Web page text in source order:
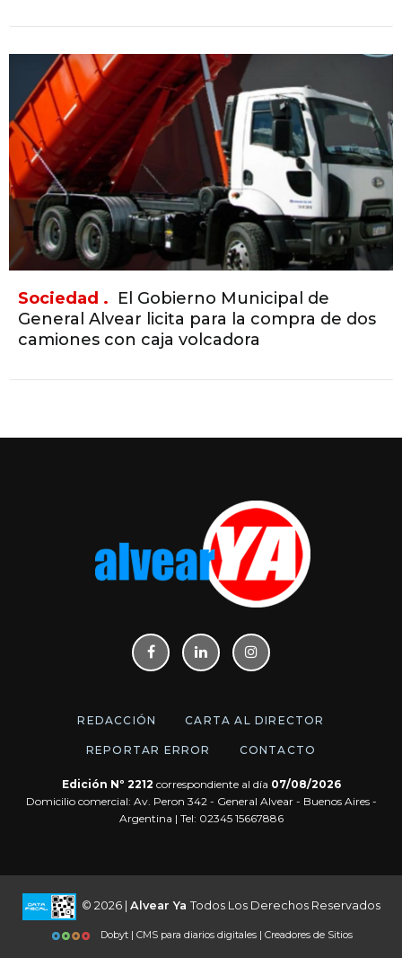
Sociedad . El Gobierno Municipal de
General Alvear licita para la compra de dos
camiones con caja volcadora
REDACCIÓN CARTA AL DIRECTOR
REPORTAR ERROR CONTACTO
Edición Nº 2212 correspondiente al día 07/08/2026
Domicilio comercial: Av. Peron 342 - General Alvear - Buenos Aires -
Argentina | Tel: 02345 15667886
© 2026 | Alvear Ya Todos Los Derechos Reservados
Dobyt | CMS para diarios digitales | Creadores de Sitios